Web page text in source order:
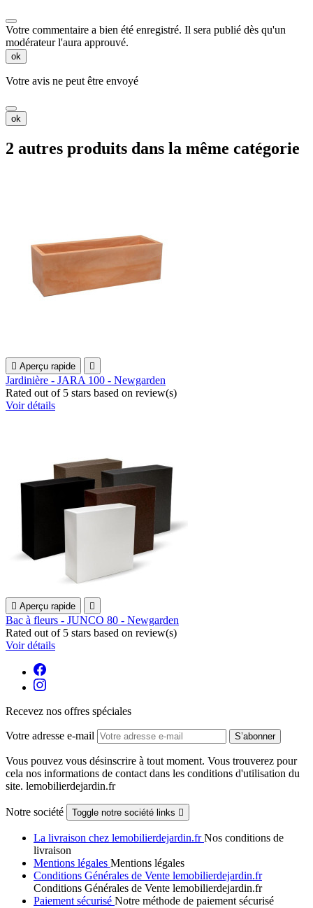
Votre commentaire a bien été enregistré. Il sera publié dès qu'un
modérateur l'aura approuvé.
ok
Votre avis ne peut être envoyé
ok
2 autres produits dans la même catégorie
 Aperçu rapide 
Jardinière - JARA 100 - Newgarden
Rated out of 5 stars based on review(s)
Voir détails
 Aperçu rapide 
Bac à fleurs - JUNCO 80 - Newgarden
Rated out of 5 stars based on review(s)
Voir détails
Recevez nos offres spéciales
Votre adresse e-mail
Vous pouvez vous désinscrire à tout moment. Vous trouverez pour
cela nos informations de contact dans les conditions d'utilisation du
site. lemobilierdejardin.fr
Notre société Toggle notre société links 
La livraison chez lemobilierdejardin.frNos conditions de
livraison
Mentions légales Mentions légales
Conditions Générales de Vente lemobilierdejardin.fr
Conditions Générales de Vente lemobilierdejardin.fr
Paiement sécurisé Notre méthode de paiement sécurisé